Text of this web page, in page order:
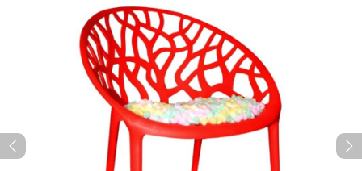
Previous